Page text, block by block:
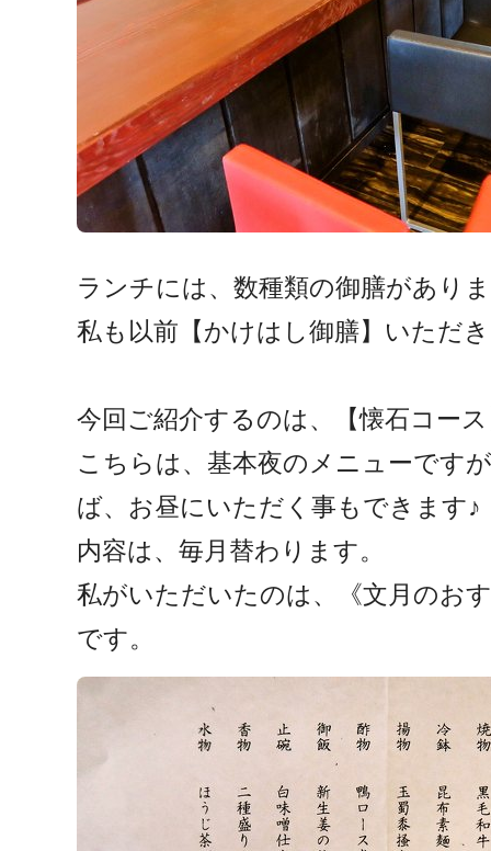
ランチには、数種類の御膳があり
私も以前【かけはし御膳】いただ
今回ご紹介するのは、【懐石コー
こちらは、基本夜のメニューです
ば、お昼にいただく事もできます♪
内容は、毎月替わります。
私がいただいたのは、《文月のお
です。